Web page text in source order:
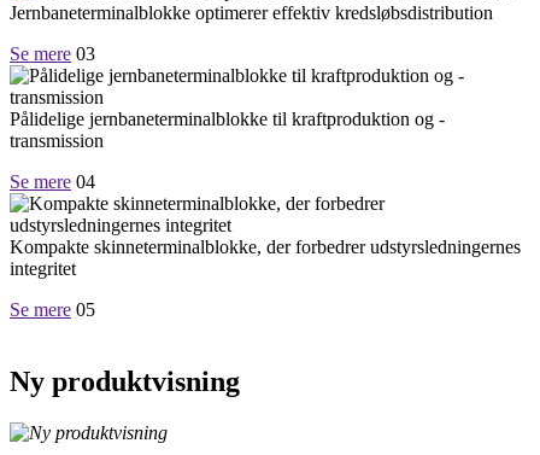
Jernbaneterminalblokke optimerer effektiv kredsløbsdistribution
Se mere 03
Pålidelige jernbaneterminalblokke til kraftproduktion og -
transmission
Se mere 04
Kompakte skinneterminalblokke, der forbedrer udstyrsledningernes
integritet
Se mere 05
Ny produktvisning